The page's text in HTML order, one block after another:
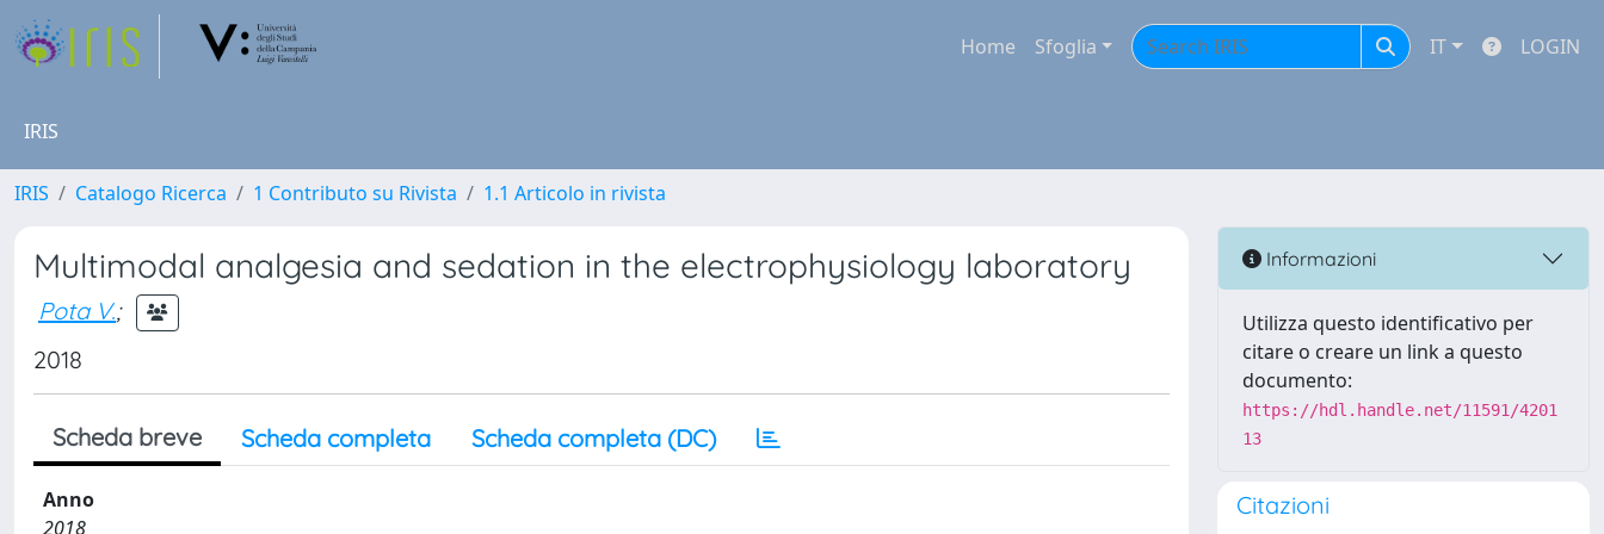
Home Sfoglia IT LOGIN
IRIS
IRIS Catalogo Ricerca 1 Contributo su Rivista 1.1 Articolo in rivista
Multimodal analgesia and sedation in the electrophysiology laboratory
Pota V.;
2018
Scheda breve Scheda completa Scheda completa (DC)
Anno
2018
Informazioni
Utilizza questo identificativo per
citare o creare un link a questo
documento:
https://hdl.handle.net/11591/4201
13
Citazioni